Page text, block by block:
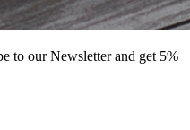
to our Newsletter and get 5%